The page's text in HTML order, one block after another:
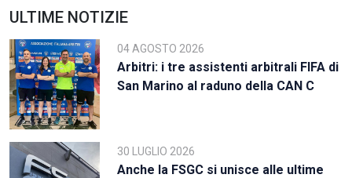
ULTIME NOTIZIE
04 AGOSTO 2026
Arbitri: i tre assistenti arbitrali FIFA di
San Marino al raduno della CAN C
30 LUGLIO 2026
Anche la FSGC si unisce alle ultime